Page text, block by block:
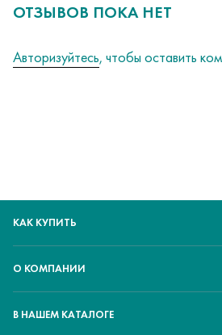
ОТЗЫВОВ ПОКА НЕТ
Авторизуйтесь, чтобы оставить
КАК КУПИТЬ
О КОМПАНИИ
В НАШЕМ КАТАЛОГЕ